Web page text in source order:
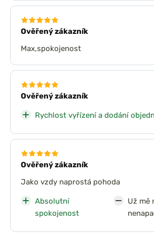
Ověřený zákazník
Max,spokojenost
Ověřený zákazník
Rychlost vyřízení a dodání
Ověřený zákazník
Jako vzdy naprostá pohoda
Absolutní
spokojenost
Už mě